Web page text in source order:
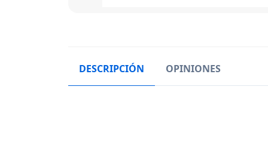
DESCRIPCIÓN OPINIONES